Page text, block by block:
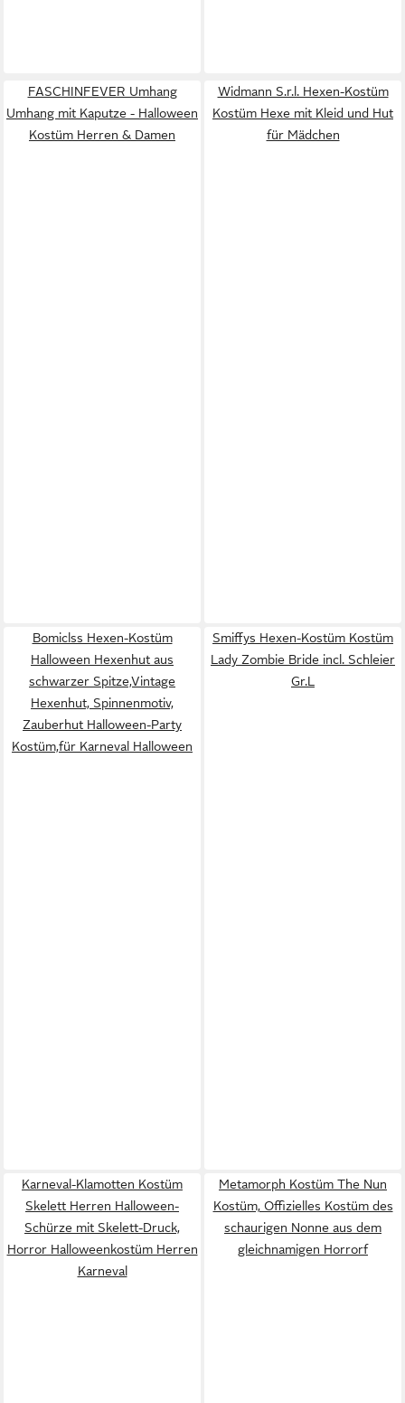
FASCHINFEVER Umhang
Umhang mit Kaputze - Halloween
Kostüm Herren & Damen
Widmann S.r.l. Hexen-Kostüm
Kostüm Hexe mit Kleid und Hut
für Mädchen
Bomiclss Hexen-Kostüm
Halloween Hexenhut aus
schwarzer Spitze,Vintage
Hexenhut, Spinnenmotiv,
Zauberhut Halloween-Party
Kostüm,für Karneval Halloween
Smiffys Hexen-Kostüm Kostüm
Lady Zombie Bride incl. Schleier
Gr.L
Karneval-Klamotten Kostüm
Skelett Herren Halloween-
Schürze mit Skelett-Druck,
Horror Halloweenkostüm Herren
Karneval
Metamorph Kostüm The Nun
Kostüm, Offizielles Kostüm des
schaurigen Nonne aus dem
gleichnamigen Horrorf